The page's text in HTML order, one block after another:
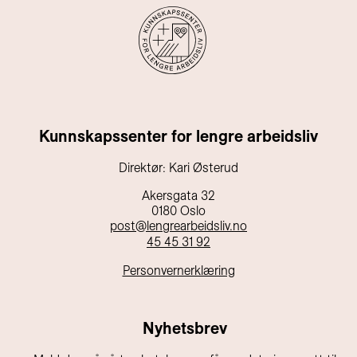
Kunnskapssenter for lengre arbeidsliv
Direktør: Kari Østerud
Akersgata 32
0180 Oslo
post@lengrearbeidsliv.no
45 45 31 92
Personvernerklæring
Nyhetsbrev